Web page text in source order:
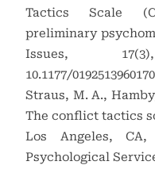
Tactics Scale
preliminary
Issues,
10.1177/
Straus, M. A.,
The conflict tactics
Los Angeles, CA,
Psychological